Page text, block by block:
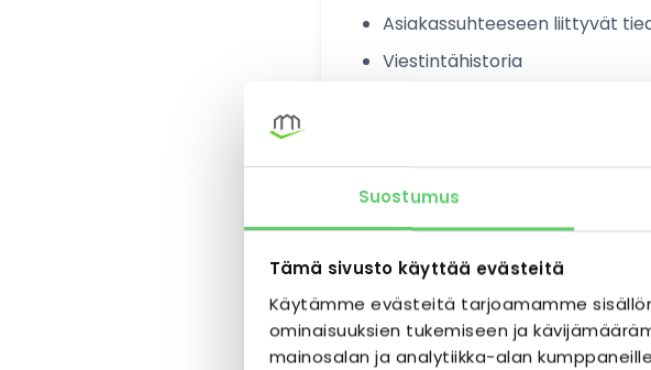
Suostumus
Tämä sivusto käyttää evästeitä
Käytämme evästeitä tarjoamamme
ominaisuuksien tukemiseen ja
mainosalan ja analytiikka-alan
Asiakassuhteeseen liittyvät
Viestintähistoria
Nimi ja henkilötunnus
Yhteystiedot
Maksutiedot ja laskutushistoria
Yritystiedot (yritysasiakkaiden